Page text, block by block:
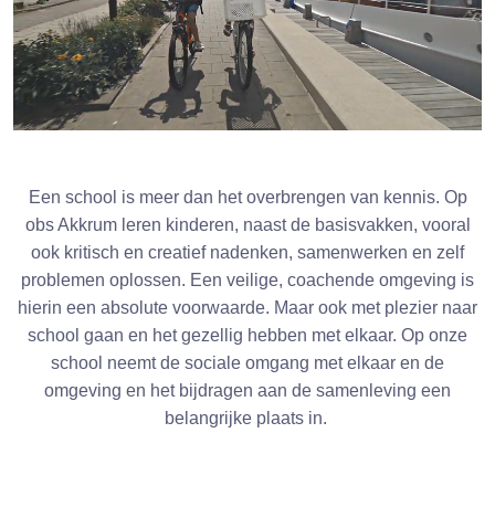
Een school is meer dan het overbrengen van kennis. Op
obs Akkrum leren kinderen, naast de basisvakken, vooral
ook kritisch en creatief nadenken, samenwerken en zelf
problemen oplossen. Een veilige, coachende omgeving is
hierin een absolute voorwaarde. Maar ook met plezier naar
school gaan en het gezellig hebben met elkaar. Op onze
school neemt de sociale omgang met elkaar en de
omgeving en het bijdragen aan de samenleving een
belangrijke plaats in.